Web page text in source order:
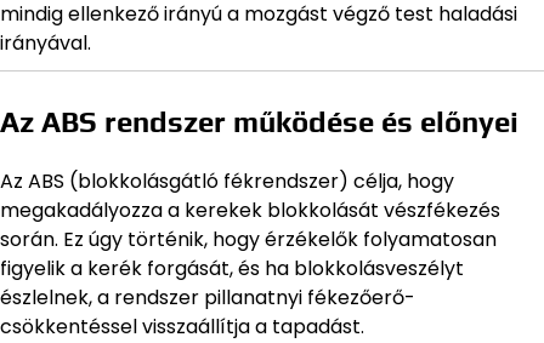
mindig ellenkező irányú a mozgást végző test haladási
irányával.
Az ABS rendszer működése és előnyei
Az ABS (blokkolásgátló fékrendszer) célja, hogy
megakadályozza a kerekek blokkolását vészfékezés
során. Ez úgy történik, hogy érzékelők folyamatosan
figyelik a kerék forgását, és ha blokkolásveszélyt
észlelnek, a rendszer pillanatnyi fékezőerő-
csökkentéssel visszaállítja a tapadást.